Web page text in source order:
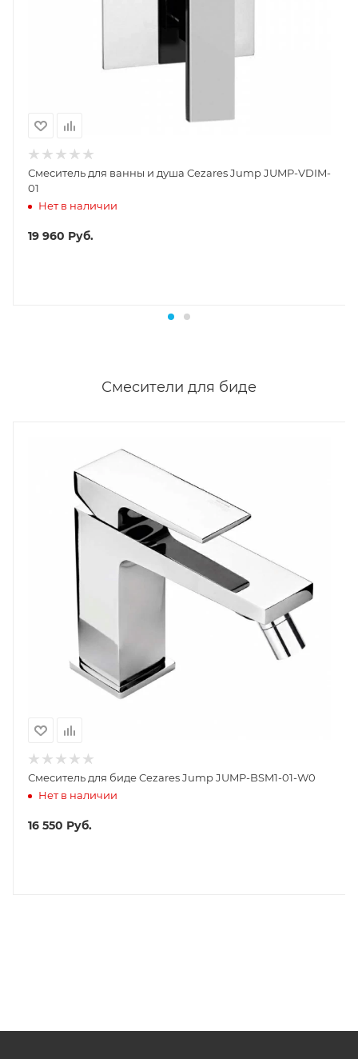
Смеситель для ванны и душа Cezares Jump JUMP-VDIM-
01
Нет в наличии
19 960 Руб.
Смесители для биде
Смеситель для биде Cezares Jump JUMP-BSM1-01-W0
Нет в наличии
16 550 Руб.